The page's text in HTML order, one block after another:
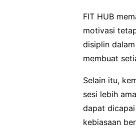
FIT HUB
motivasi
disiplin
membuat
Selain itu,
sesi lebih
dapat
kebiasaan